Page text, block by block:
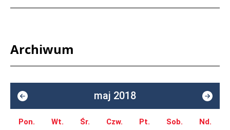
Archiwum
maj 2018
Pon. Wt. Śr. Czw. Pt. Sob. Nd.